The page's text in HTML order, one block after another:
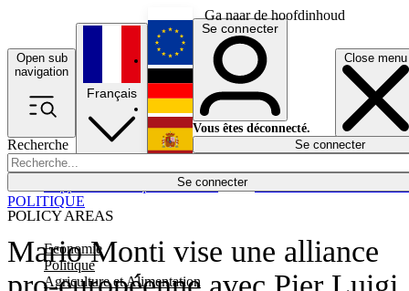
Ga naar de hoofdinhoud
Open sub
navigation
Close menu
Recherche
Se connecter
POLICY AREAS
Economie
Politique
Agriculture et Alimentation
Économie
Français
English
Deutsch
Español
Se connecter
Vous êtes déconnecté.
Se connecter
Mario Monti vise une alliance
POLITIQUE